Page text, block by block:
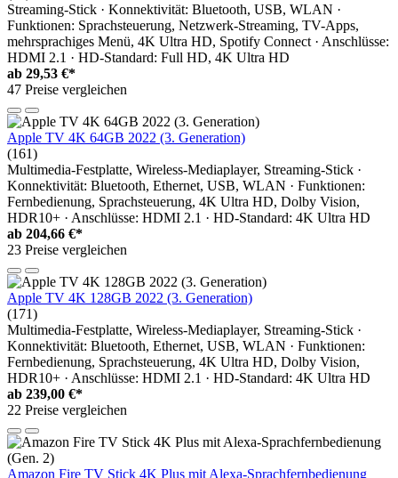
Streaming-Stick · Konnektivität: Bluetooth, USB, WLAN ·
Funktionen: Sprachsteuerung, Netzwerk-Streaming, TV-Apps,
mehrsprachiges Menü, 4K Ultra HD, Spotify Connect · Anschlüsse:
HDMI 2.1 · HD-Standard: Full HD, 4K Ultra HD
ab 29,53 €*
47 Preise vergleichen
Apple TV 4K 64GB 2022 (3. Generation)
(161)
Multimedia-Festplatte, Wireless-Mediaplayer, Streaming-Stick ·
Konnektivität: Bluetooth, Ethernet, USB, WLAN · Funktionen:
Fernbedienung, Sprachsteuerung, 4K Ultra HD, Dolby Vision,
HDR10+ · Anschlüsse: HDMI 2.1 · HD-Standard: 4K Ultra HD
ab 204,66 €*
23 Preise vergleichen
Apple TV 4K 128GB 2022 (3. Generation)
(171)
Multimedia-Festplatte, Wireless-Mediaplayer, Streaming-Stick ·
Konnektivität: Bluetooth, Ethernet, USB, WLAN · Funktionen:
Fernbedienung, Sprachsteuerung, 4K Ultra HD, Dolby Vision,
HDR10+ · Anschlüsse: HDMI 2.1 · HD-Standard: 4K Ultra HD
ab 239,00 €*
22 Preise vergleichen
Amazon Fire TV Stick 4K Plus mit Alexa-Sprachfernbedienung